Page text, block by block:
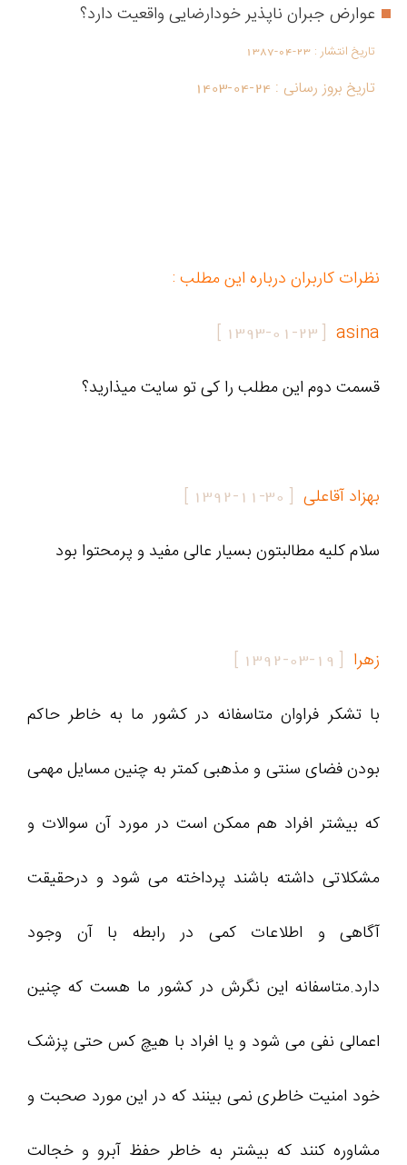
عوارض جبران ناپذیر خودارضایی واقعیت دارد؟
تاریخ انتشار : 1387-04-23
تاریخ بروز رسانی : 1403-04-24
نظرات کاربران درباره این مطلب :
asina
1393-01-23
قسمت دوم این مطلب را کی تو سایت میذارید؟
بهزاد آقاعلی 1392-11-30
سلام کلیه مطالبتون بسیار عالی مفید و پرمحتوا بود
زهرا 1392-03-19
با تشکر فراوان متاسفانه در کشور ما به خاطر حاکم
بودن فضای سنتی و مذهبی کمتر به چنین مسایل مهمی
که بیشتر افراد هم ممکن است در مورد آن سوالات و
مشکلاتی داشته باشند پرداخته می شود و درحقیقت
آگاهی و اطلاعات کمی در رابطه با آن وجود
دارد.متاسفانه این نگرش در کشور ما هست که چنین
اعمالی نفی می شود و یا افراد با هیچ کس حتی پزشک
خود امنیت خاطری نمی بینند که در این مورد صحبت و
مشاوره کنند که بیشتر به خاطر حفظ آبرو و خجالت